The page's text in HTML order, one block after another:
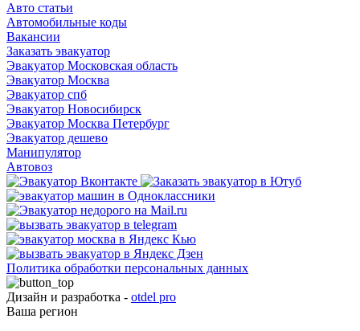
Авто статьи
Автомобильные коды
Вакансии
Заказать эвакуатор
Эвакуатор Московская область
Эвакуатор Москва
Эвакуатор спб
Эвакуатор Новосибирск
Эвакуатор Москва Петербург
Эвакуатор дешево
Манипулятор
Автовоз
Политика обработки персональных данных
Дизайн и разработка - otdel pro
Ваша регион